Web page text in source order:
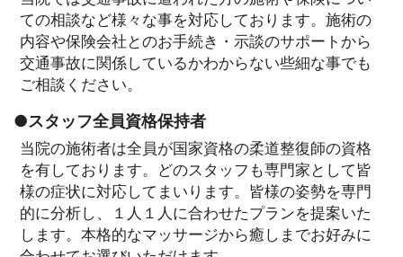
ての相談など様々な事を対応しております。施術の
内容や保険会社とのお手続き・示談のサポートから
交通事故に関係しているかわからない些細な事でも
ご相談ください。
●スタッフ全員資格保持者
当院の施術者は全員が国家資格の柔道整復師の資格
を有しております。どのスタッフも専門家として皆
様の症状に対応してまいります。皆様の姿勢を専門
的に分析し、１人１人に合わせたプランを提案いた
します。本格的なマッサージから癒しまでお好みに